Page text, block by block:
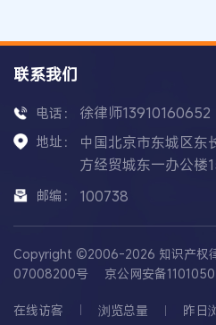
联系我们
电话： 徐律师13910160652
地址：
中国北京市东城区东
方经贸城东一办公楼
邮编： 100738
Copyright ©2006-2026 知识产权
07008200号
京公网安备
在线访客 浏览总量 昨日